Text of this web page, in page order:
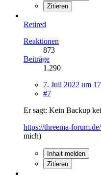
Zitieren
Retired
Reaktionen
873
Beiträge
1.290
7. Juli 2022 um
#7
Er sagt: Kein Backup
https://threema-
mich)
Inhalt melden
Zitieren